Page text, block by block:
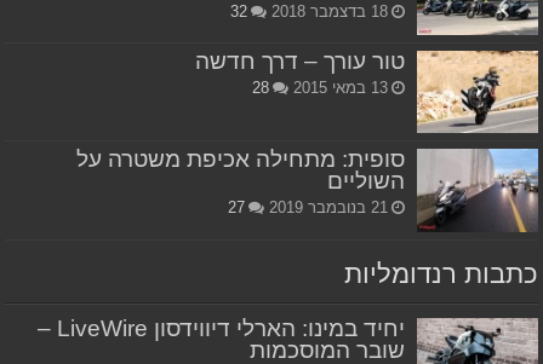
18 בדצמבר 2018 32
טור עורך – דרך חדשה
13 במאי 2015 28
סופית: מתחילה אכיפת משטרה על
השוליים
21 בנובמבר 2019 27
כתבות רנדומליות
יחיד במינו: הארלי דיווידסון LiveWire –
שובר המוסכמות